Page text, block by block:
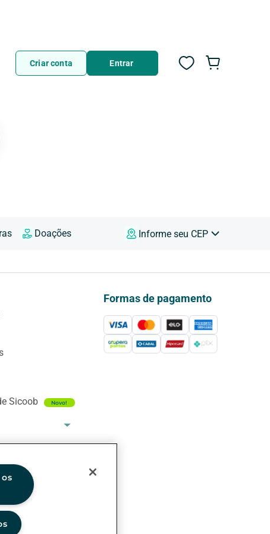
Criar conta Entrar
Doações Informe seu CEP
Sicoob
Novo!
será
com a
SAC ou
Formas de pagamento